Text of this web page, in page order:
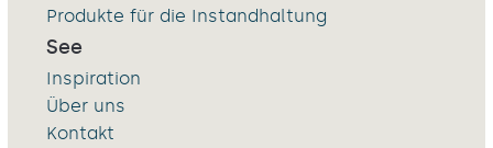
Produkte für die Instandhaltung
See
Inspiration
Über uns
Kontakt